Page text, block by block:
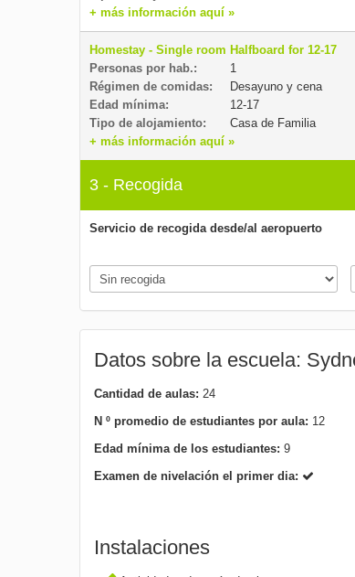
+ más información aquí »
Homestay - Single room Halfboard for 12-17
Personas por hab.:
1
Régimen de comidas:
Desayuno y cena
Edad mínima:
12-17
Tipo de alojamiento:
Casa de Familia
+ más información aquí »
3 - Recogida
Servicio de recogida desde/al aeropuerto
Datos sobre la escuela:
Cantidad de aulas: 24
N º promedio de estudiantes por aula: 12
Edad mínima de los estudiantes: 9
Examen de nivelación el primer dia:
Instalaciones